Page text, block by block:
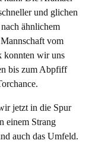
und glichen
ähnlichem
vom
konnten wir uns
bis zum Abpfiff
jetzt in die Spur
einem Strang
auch das Umfeld.